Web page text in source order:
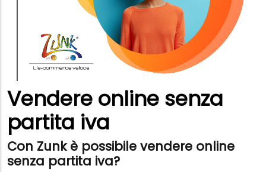
Vendere online senza
partita iva
Con Zunk è possibile vendere online
senza partita iva?